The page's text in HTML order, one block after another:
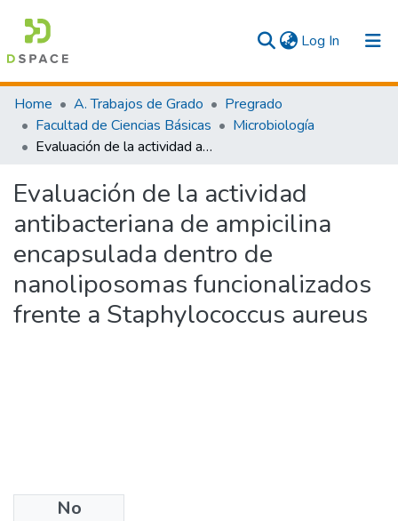
Log In (current)
Communities & Collections
Home A. Trabajos de Grado
Pregrado
Facultad de Ciencias Básicas
Microbiología
Evaluación de la actividad antibacteriana de ampicilina encapsulada dentro de nanoliposomas funcionalizados frente a Staphylococcus aureus
Evaluación de la actividad
antibacteriana de ampicilina
encapsulada dentro de
nanoliposomas funcionalizados
frente a Staphylococcus aureus
No